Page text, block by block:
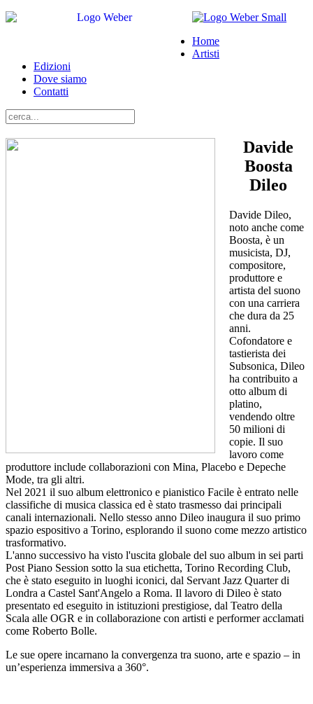
Home
Artisti
Edizioni
Dove siamo
Contatti
Davide
Boosta
Dileo
Davide Dileo,
noto anche come
Boosta, è un
musicista, DJ,
compositore,
produttore e
artista del suono
con una carriera
che dura da 25
anni.
Cofondatore e
tastierista dei
Subsonica, Dileo
ha contribuito a
otto album di
platino,
vendendo oltre
50 milioni di
copie. Il suo
lavoro come
produttore include collaborazioni con Mina, Placebo e Depeche
Mode, tra gli altri.
Nel 2021 il suo album elettronico e pianistico Facile è entrato nelle
classifiche di musica classica ed è stato trasmesso dai principali
canali internazionali. Nello stesso anno Dileo inaugura il suo primo
spazio espositivo a Torino, esplorando il suono come mezzo artistico
trasformativo.
L'anno successivo ha visto l'uscita globale del suo album in sei parti
Post Piano Session sotto la sua etichetta, Torino Recording Club,
che è stato eseguito in luoghi iconici, dal Servant Jazz Quarter di
Londra a Castel Sant'Angelo a Roma. Il lavoro di Dileo è stato
presentato ed eseguito in istituzioni prestigiose, dal Teatro della
Scala alle OGR e in collaborazione con artisti e performer acclamati
come Roberto Bolle.
Le sue opere incarnano la convergenza tra suono, arte e spazio – in
un’esperienza immersiva a 360°.